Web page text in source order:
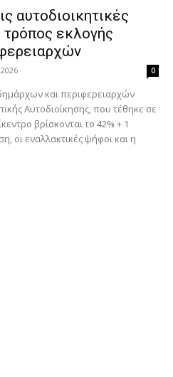
αυτοδιοικητικές
εκλογής
0
και περιφερειαρχών
Αυτοδιοίκησης, που τέθηκε σε
βρίσκονται το 42% + 1
οι εναλλακτικές ψήφοι και η